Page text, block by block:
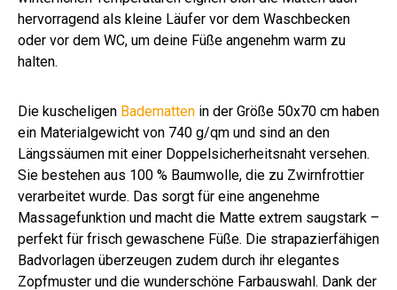
hervorragend als kleine Läufer vor dem Waschbecken
oder vor dem WC, um deine Füße angenehm warm zu
halten.
Die kuscheligen Badematten in der Größe 50x70 cm haben
ein Materialgewicht von 740 g/qm und sind an den
Längssäumen mit einer Doppelsicherheitsnaht versehen.
Sie bestehen aus 100 % Baumwolle, die zu Zwirnfrottier
verarbeitet wurde. Das sorgt für eine angenehme
Massagefunktion und macht die Matte extrem saugstark –
perfekt für frisch gewaschene Füße. Die strapazierfähigen
Badvorlagen überzeugen zudem durch ihr elegantes
Zopfmuster und die wunderschöne Farbauswahl. Dank der